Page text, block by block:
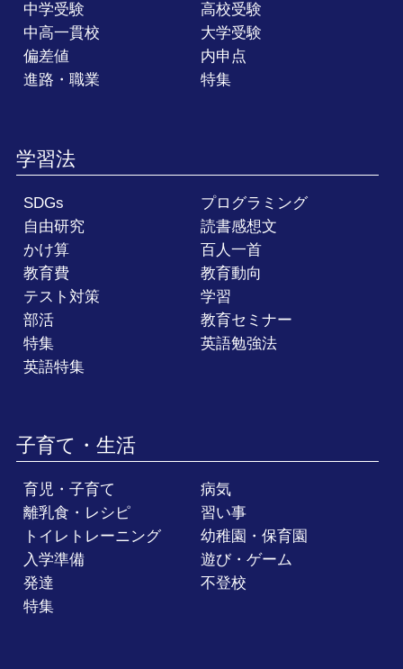
中学受験
高校受験
中高一貫校
大学受験
偏差値
内申点
進路・職業
特集
学習法
SDGs
プログラミング
自由研究
読書感想文
かけ算
百人一首
教育費
教育動向
テスト対策
学習
部活
教育セミナー
特集
英語勉強法
英語特集
子育て・生活
育児・子育て
病気
離乳食・レシピ
習い事
トイレトレーニング
幼稚園・保育園
入学準備
遊び・ゲーム
発達
不登校
特集